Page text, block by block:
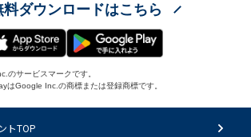
料ダウンロードはこちら
サービスマークです。
Google Inc.の商標または登録商標です。
トTOP